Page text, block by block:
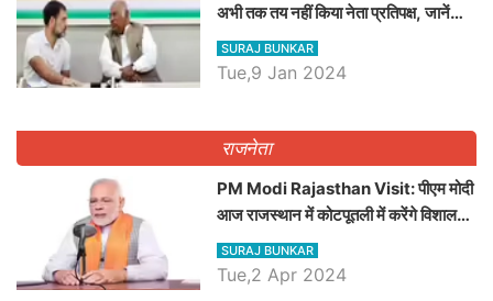
अभी तक तय नहीं किया नेता प्रतिपक्ष, जानें
कौन होगा दावेदार
SURAJ BUNKAR
Tue,9 Jan 2024
राजनेता
PM Modi Rajasthan Visit: पीएम मोदी
आज राजस्थान में कोटपूतली में करेंगे विशाल
रैली, एक सभा से 8 सीटों पर साधेगें निशाना
SURAJ BUNKAR
Tue,2 Apr 2024